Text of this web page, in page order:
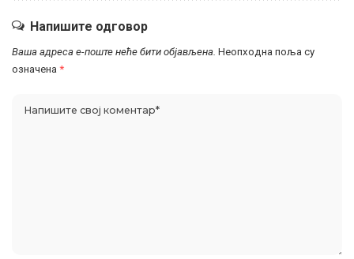
Напишите одговор
Ваша адреса е-поште неће бити објављена. Неопходна поља су
означена *